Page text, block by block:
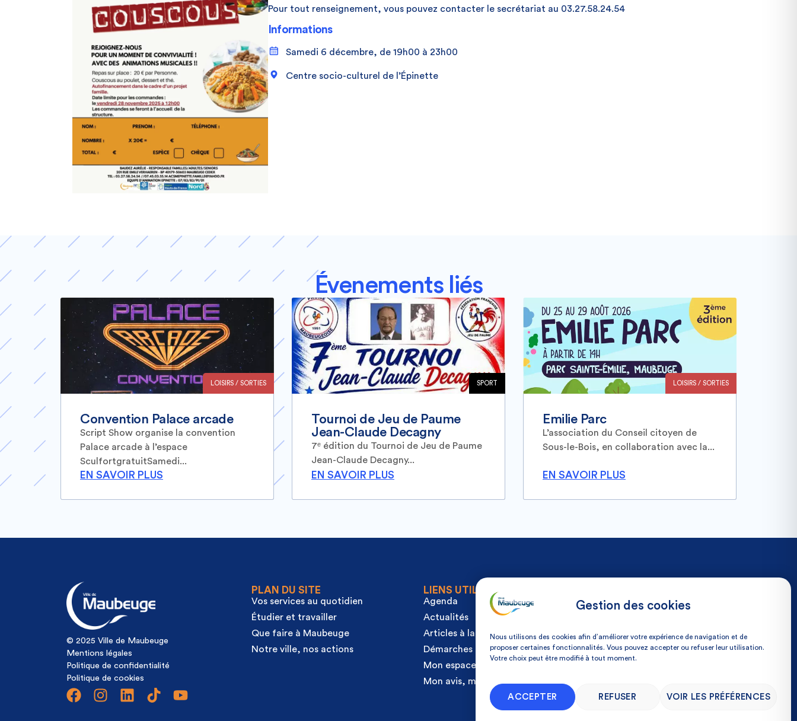
Gestion des cookies
Nous utilisons des cookies afin d’améliorer votre expérience de navigation et de
proposer certaines fonctionnalités. Vous pouvez accepter ou refuser leur utilisation.
Votre choix peut être modifié à tout moment.
ACCEPTER REFUSER VOIR LES PRÉFÉRENCES
Pour tout renseignement, vous pouvez contacter le secrétariat au 03.27.58.24.54
Informations
Samedi 6 décembre, de 19h00 à 23h00
Centre socio-culturel de l’Épinette
Évenements liés
LOISIRS / SORTIES
Convention Palace arcade
Script Show organise la convention
Palace arcade à l’espace
SculfortgratuitSamedi...
EN SAVOIR PLUS
SPORT
Tournoi de Jeu de Paume
Jean-Claude Decagny
7ᵉ édition du Tournoi de Jeu de Paume
Jean-Claude Decagny...
EN SAVOIR PLUS
LOISIRS / SORTIES
Emilie Parc
L’association du Conseil citoyen de
Sous-le-Bois, en collaboration avec la...
EN SAVOIR PLUS
© 2025 Ville de Maubeuge
Mentions légales
Politique de confidentialité
Politique de cookies
PLAN DU SITE
Vos services au quotidien
Étudier et travailler
Que faire à Maubeuge
Notre ville, nos actions
LIENS UTILES
Agenda
Actualités
Articles à la une
Démarches
Mon espace citoyen
Mon avis, ma ville
Place Du Docteur Pierre-
03 27 53 75 75